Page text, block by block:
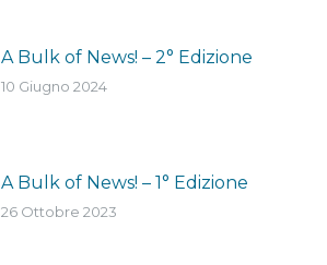
A Bulk of News! – 2° Edizione
10 Giugno 2024
A Bulk of News! – 1° Edizione
26 Ottobre 2023